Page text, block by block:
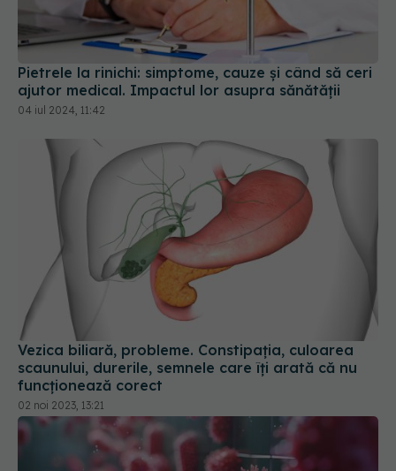
Pietrele la rinichi: simptome, cauze și când să ceri
ajutor medical. Impactul lor asupra sănătății
04 iul 2024, 11:42
Vezica biliară, probleme. Constipația, culoarea
scaunului, durerile, semnele care îți arată că nu
funcționează corect
02 noi 2023, 13:21